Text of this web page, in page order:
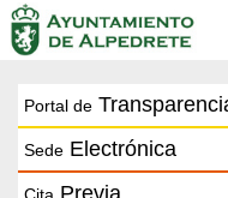
Portal de
Sede Electrónica
Previa